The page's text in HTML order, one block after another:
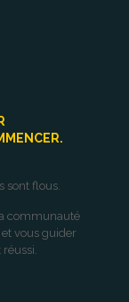
sont flous.
communauté
vous guider